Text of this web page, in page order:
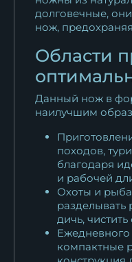
долговечные,
нож,
Области
Данный нож в
наилучшим
походов,
благодаря
и рабочей
Охоты и
дичь,
компактные